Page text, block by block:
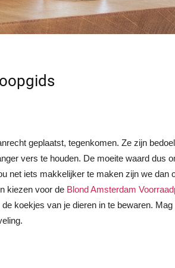
geplaatst, tegenkomen. Ze zijn
vers te houden. De moeite waard dus
net iets makkelijker te maken zijn we dan
kiezen voor de Blond Amsterdam
koekjes van je dieren in te bewaren. Mag